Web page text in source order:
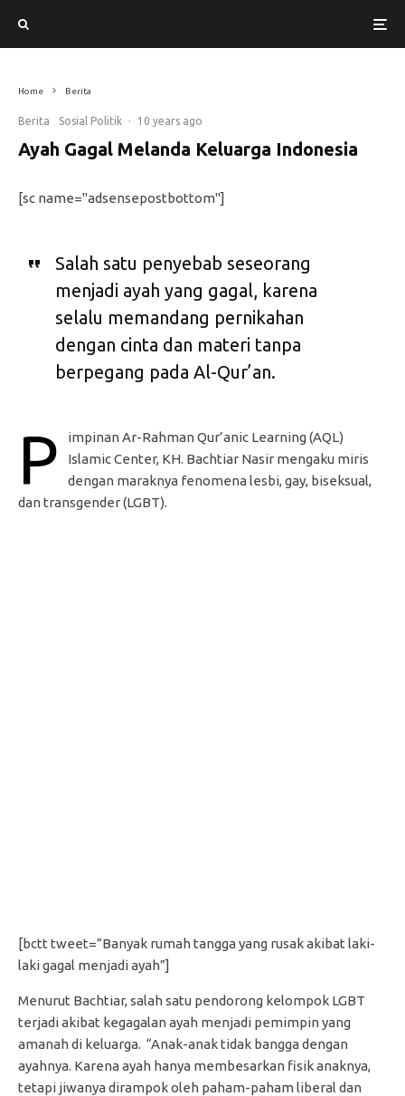
Home Berita
Berita Sosial Politik · 10 years ago
Ayah Gagal Melanda Keluarga Indonesia
[sc name="adsensepostbottom"]
Salah satu penyebab seseorang
menjadi ayah yang gagal, karena
selalu memandang pernikahan
dengan cinta dan materi tanpa
berpegang pada Al-Qur’an.
P
impinan Ar-Rahman Qur’anic Learning (AQL)
Islamic Center, KH. Bachtiar Nasir mengaku miris
dengan maraknya fenomena lesbi, gay, biseksual,
dan transgender (LGBT).
[bctt tweet=”Banyak rumah tangga yang rusak akibat laki-
laki gagal menjadi ayah”]
Menurut Bachtiar, salah satu pendorong kelompok LGBT
terjadi akibat kegagalan ayah menjadi pemimpin yang
amanah di keluarga. “Anak-anak tidak bangga dengan
ayahnya. Karena ayah hanya membesarkan fisik anaknya,
tetapi jiwanya dirampok oleh paham-paham liberal dan